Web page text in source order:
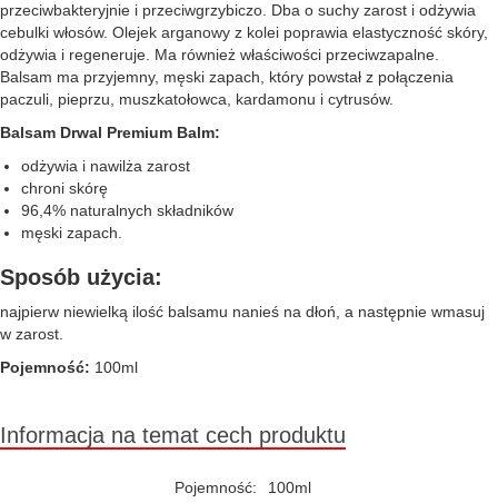
przeciwbakteryjnie i przeciwgrzybiczo. Dba o suchy zarost i odżywia
cebulki włosów. Olejek arganowy z kolei poprawia elastyczność skóry,
odżywia i regeneruje. Ma również właściwości przeciwzapalne.
Balsam ma przyjemny, męski zapach, który powstał z połączenia
paczuli, pieprzu, muszkatołowca, kardamonu i cytrusów.
Balsam Drwal Premium Balm:
odżywia i nawilża zarost
chroni skórę
96,4% naturalnych składników
męski zapach.
Sposób użycia:
najpierw niewielką ilość balsamu nanieś na dłoń, a następnie wmasuj
w zarost.
Pojemność: 100ml
Informacja na temat cech produktu
Pojemność:
100ml